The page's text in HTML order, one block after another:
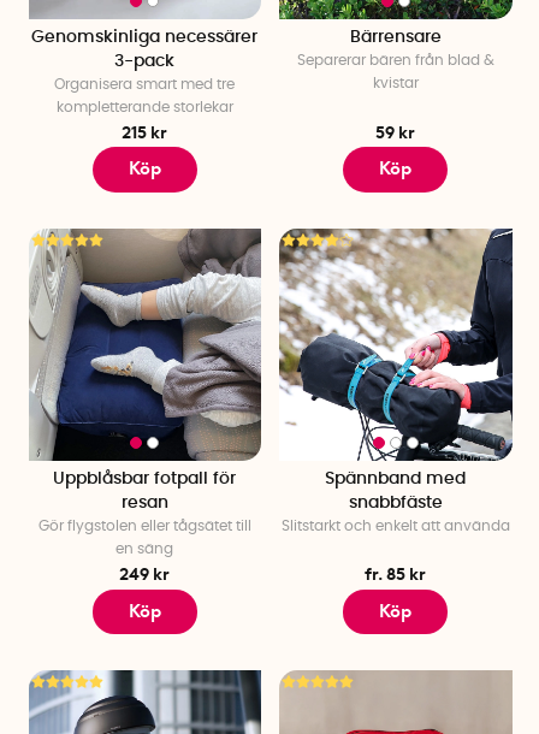
Genomskinliga necessärer
3-pack
Organisera smart med tre
kompletterande storlekar
215 kr
Köp
Bärrensare
Separerar bären från blad &
kvistar
59 kr
Köp
Uppblåsbar fotpall för
resan
Gör flygstolen eller tågsätet till
en säng
249 kr
Köp
Spännband med
snabbfäste
Slitstarkt och enkelt att använda
fr. 85 kr
Köp